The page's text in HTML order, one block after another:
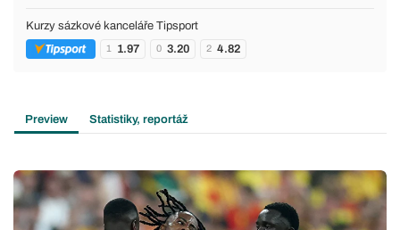
Kurzy sázkové kanceláře Tipsport
1 1.97 0 3.20 2 4.82
Preview Statistiky, reportáž